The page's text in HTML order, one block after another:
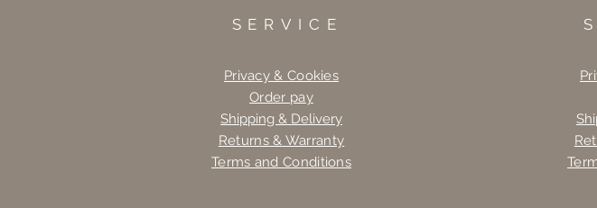
SERVICE
Privacy & Cookies
Order pay
Shipping & Delivery
Returns & Warranty
Terms and Conditions